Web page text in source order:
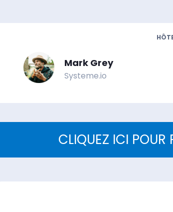
Mark Grey
Systeme.io
CLIQUEZ ICI POUR